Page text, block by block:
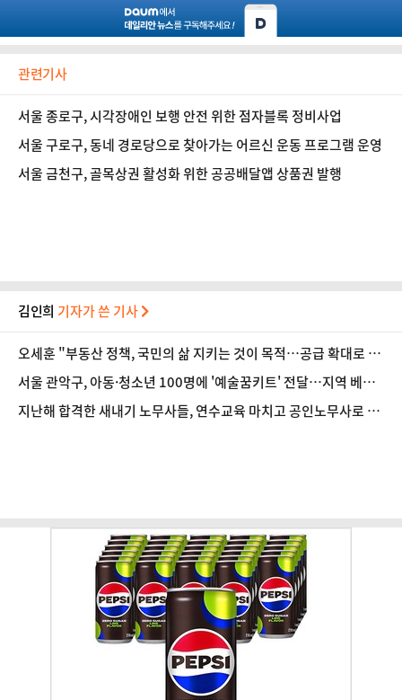
관련기사
서울 종로구, 시각장애인 보행 안전 위한 점자블록 정비사업
서울 구로구, 동네 경로당으로 찾아가는 어르신 운동 프로그램 운영
서울 금천구, 골목상권 활성화 위한 공공배달앱 상품권 발행
김인희 기자가 쓴 기사
오세훈 "부동산 정책, 국민의 삶 지키는 것이 목적…공급 확대로 전
환해야"
서울 관악구, 아동·청소년 100명에 '예술꿈키트' 전달…지역 베이
커리 기부로 추진
지난해 합격한 새내기 노무사들, 연수교육 마치고 공인노무사로 새